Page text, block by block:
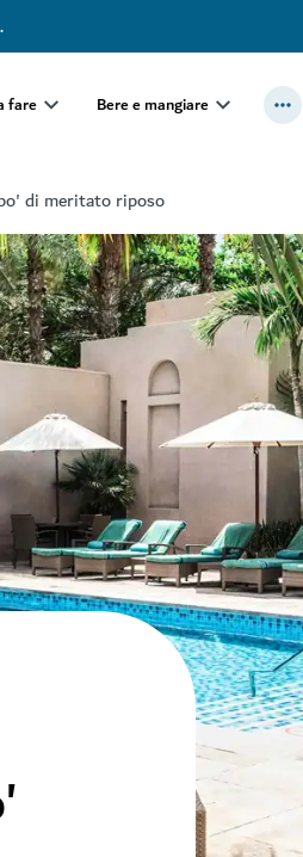
.
fare Bere e mangiare
di meritato riposo